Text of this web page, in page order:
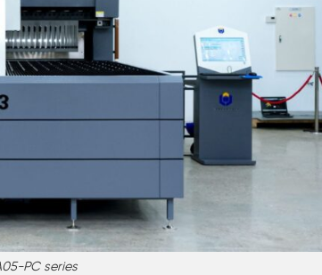
PC series